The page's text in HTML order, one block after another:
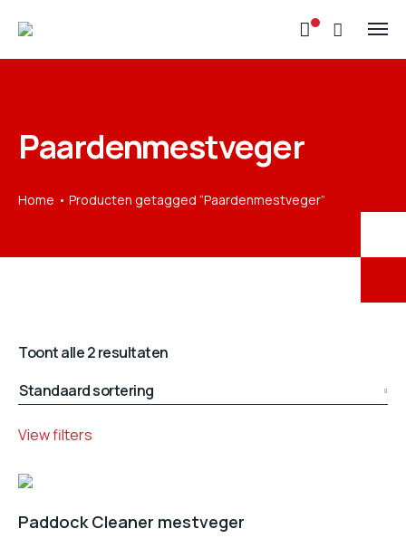
Paardenmestveger
Home Producten getagged “Paardenmestveger”
Toont alle 2 resultaten
View filters
Paddock Cleaner mestveger